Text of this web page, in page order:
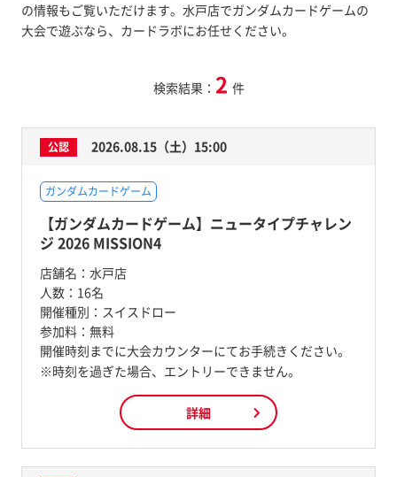
の情報もご覧いただけます。水戸店でガンダムカードゲームの
大会で遊ぶなら、カードラボにお任せください。
検索結果： 2 件
公認 2026.08.15（土）15:00
ガンダムカードゲーム
【ガンダムカードゲーム】ニュータイプチャレン
ジ 2026 MISSION4
店舗名： 水戸店
人数： 16名
開催種別： スイスドロー
参加料： 無料
開催時刻までに大会カウンターにてお手続きください。
※時刻を過ぎた場合、エントリーできません。
詳細